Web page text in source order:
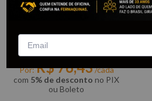
- PALISAD
Por:R$76,43/cada
com 5% de desconto no PIX
ou Boleto